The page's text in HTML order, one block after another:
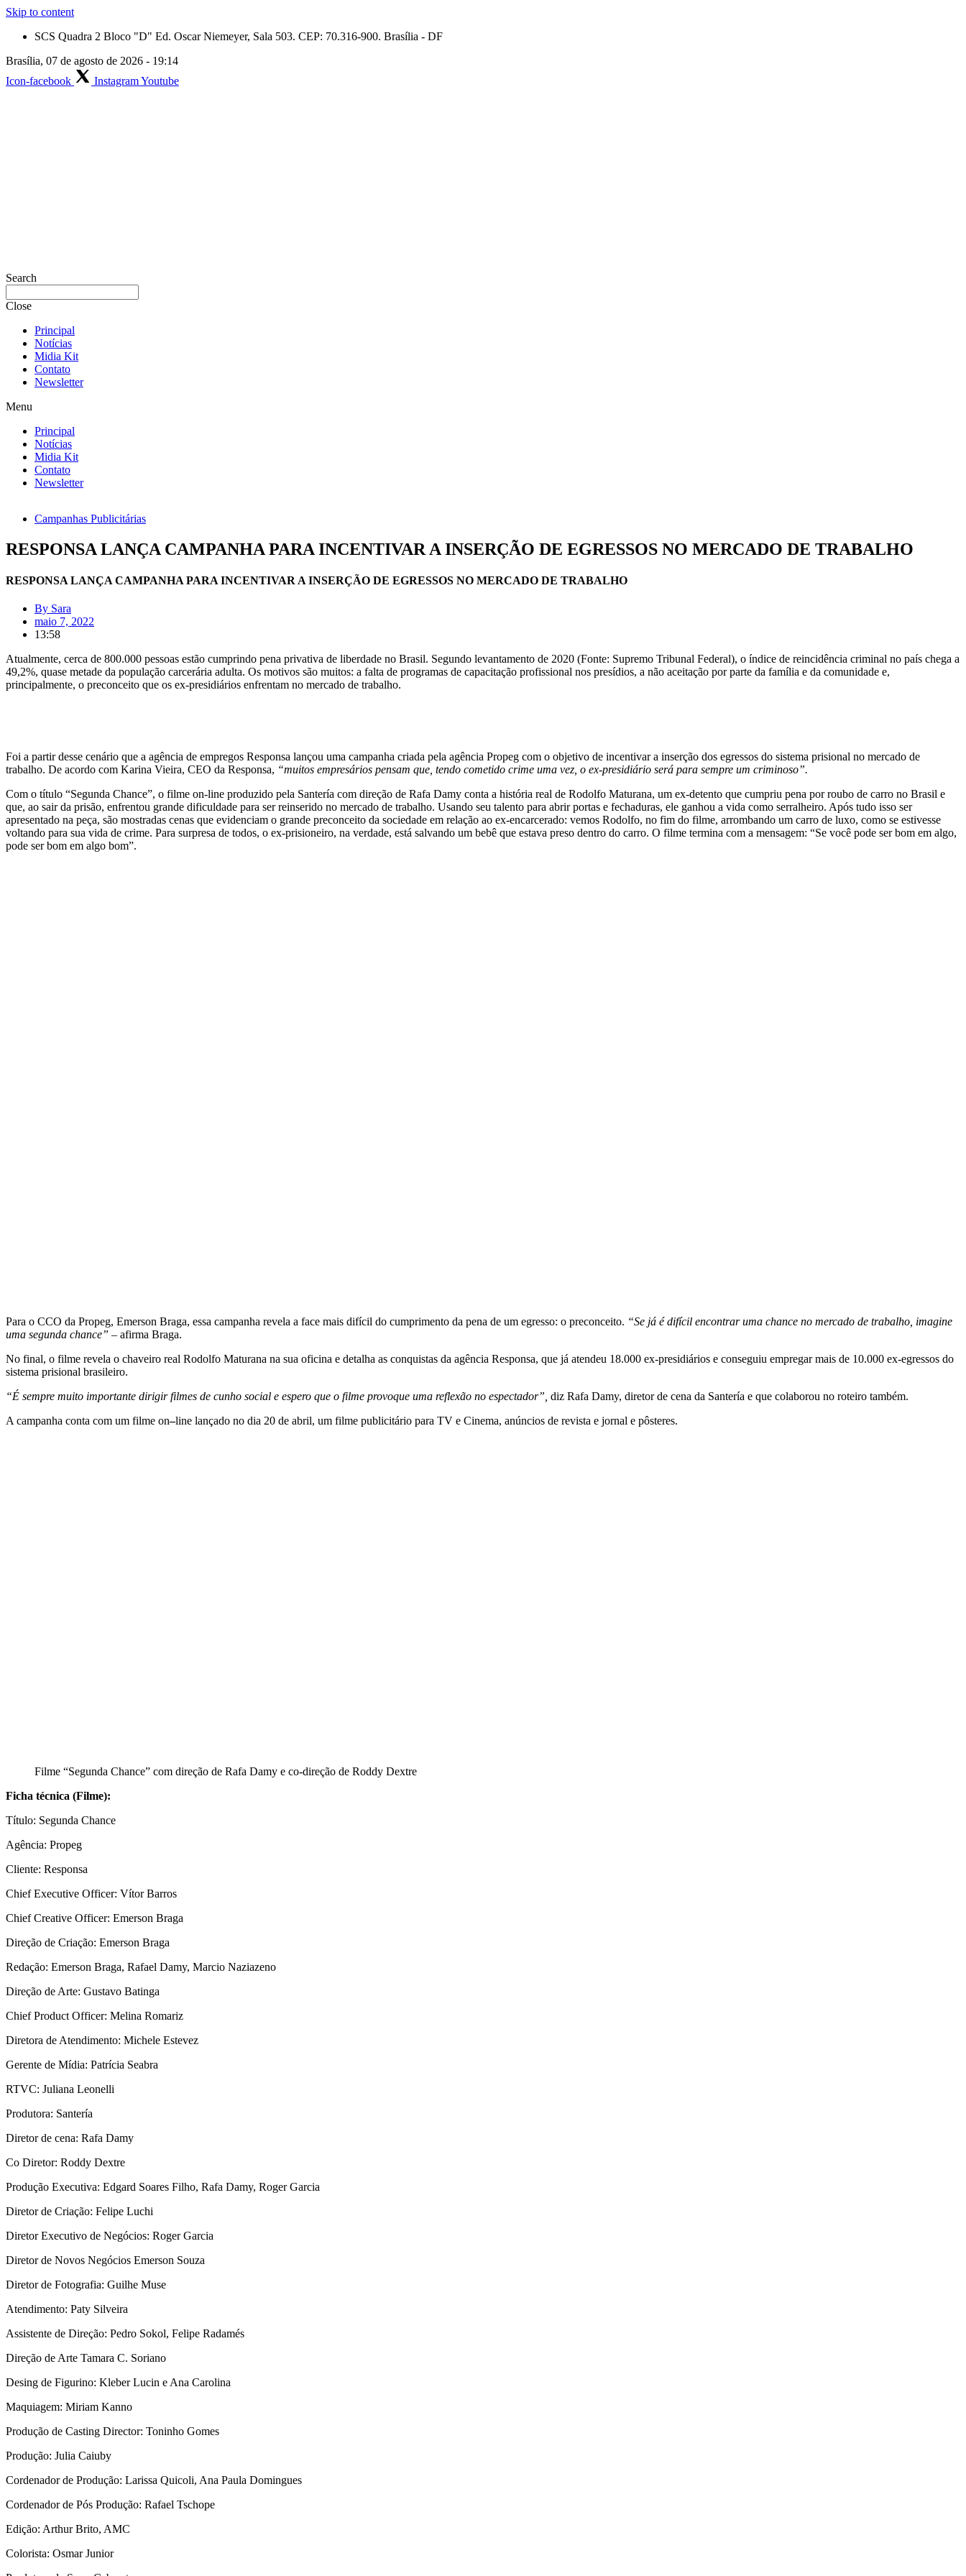
Skip to content
SCS Quadra 2 Bloco "D" Ed. Oscar Niemeyer, Sala 503. CEP: 70.316-900. Brasília - DF
Brasília, 07 de agosto de 2026 - 19:14
Icon-facebook
InstagramYoutube
Search
Close
Principal
Notícias
Midia Kit
Contato
Newsletter
Menu
Principal
Notícias
Midia Kit
Contato
Newsletter
Campanhas Publicitárias
RESPONSA LANÇA CAMPANHA PARA INCENTIVAR A INSERÇÃO DE EGRESSOS NO MERCADO DE TRABALHO
RESPONSA LANÇA CAMPANHA PARA INCENTIVAR A INSERÇÃO DE EGRESSOS NO MERCADO DE TRABALHO
By Sara
maio 7, 2022
13:58
Atualmente, cerca de 800.000 pessoas estão cumprindo pena privativa de liberdade no Brasil. Segundo levantamento de 2020 (Fonte: Supremo Tribunal Federal), o índice de reincidência criminal no país chega a
49,2%, quase metade da população carcerária adulta. Os motivos são muitos: a falta de programas de capacitação profissional nos presídios, a não aceitação por parte da família e da comunidade e,
principalmente, o preconceito que os ex-presidiários enfrentam no mercado de trabalho.
Foi a partir desse cenário que a agência de empregos Responsa lançou uma campanha criada pela agência Propeg com o objetivo de incentivar a inserção dos egressos do sistema prisional no mercado de
trabalho. De acordo com Karina Vieira, CEO da Responsa, “muitos empresários pensam que, tendo cometido crime uma vez, o ex-presidiário será para sempre um criminoso”.
Com o título “Segunda Chance”, o filme on-line produzido pela Santería com direção de Rafa Damy conta a história real de Rodolfo Maturana, um ex-detento que cumpriu pena por roubo de carro no Brasil e
que, ao sair da prisão, enfrentou grande dificuldade para ser reinserido no mercado de trabalho. Usando seu talento para abrir portas e fechaduras, ele ganhou a vida como serralheiro. Após tudo isso ser
apresentado na peça, são mostradas cenas que evidenciam o grande preconceito da sociedade em relação ao ex-encarcerado: vemos Rodolfo, no fim do filme, arrombando um carro de luxo, como se estivesse
voltando para sua vida de crime. Para surpresa de todos, o ex-prisioneiro, na verdade, está salvando um bebê que estava preso dentro do carro. O filme termina com a mensagem: “Se você pode ser bom em algo,
pode ser bom em algo bom”.
Para o CCO da Propeg, Emerson Braga, essa campanha revela a face mais difícil do cumprimento da pena de um egresso: o preconceito. “Se já é difícil encontrar uma chance no mercado de trabalho, imagine
uma segunda chance” – afirma Braga.
No final, o filme revela o chaveiro real Rodolfo Maturana na sua oficina e detalha as conquistas da agência Responsa, que já atendeu 18.000 ex-presidiários e conseguiu empregar mais de 10.000 ex-egressos do
sistema prisional brasileiro.
“É sempre muito importante dirigir filmes de cunho social e espero que o filme provoque uma reflexão no espectador”, diz Rafa Damy, diretor de cena da Santería e que colaborou no roteiro também.
A campanha conta com um filme on–line lançado no dia 20 de abril, um filme publicitário para TV e Cinema, anúncios de revista e jornal e pôsteres.
Filme “Segunda Chance” com direção de Rafa Damy e co-direção de Roddy Dextre
Ficha técnica (Filme):
Título: Segunda Chance
Agência: Propeg
Cliente: Responsa
Chief Executive Officer: Vítor Barros
Chief Creative Officer: Emerson Braga
Direção de Criação: Emerson Braga
Redação: Emerson Braga, Rafael Damy, Marcio Naziazeno
Direção de Arte: Gustavo Batinga
Chief Product Officer: Melina Romariz
Diretora de Atendimento: Michele Estevez
Gerente de Mídia: Patrícia Seabra
RTVC: Juliana Leonelli
Produtora: Santería
Diretor de cena: Rafa Damy
Co Diretor: Roddy Dextre
Produção Executiva: Edgard Soares Filho, Rafa Damy, Roger Garcia
Diretor de Criação: Felipe Luchi
Diretor Executivo de Negócios: Roger Garcia
Diretor de Novos Negócios Emerson Souza
Diretor de Fotografia: Guilhe Muse
Atendimento: Paty Silveira
Assistente de Direção: Pedro Sokol, Felipe Radamés
Direção de Arte Tamara C. Soriano
Desing de Figurino: Kleber Lucin e Ana Carolina
Maquiagem: Miriam Kanno
Produção de Casting Director: Toninho Gomes
Produção: Julia Caiuby
Cordenador de Produção: Larissa Quicoli, Ana Paula Domingues
Cordenador de Pós Produção: Rafael Tschope
Edição: Arthur Brito, AMC
Colorista: Osmar Junior